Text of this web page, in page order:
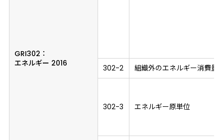
GRI302：
エネルギー 2016
302-2 組織外のエネルギー消費量
302-3 エネルギー原単位